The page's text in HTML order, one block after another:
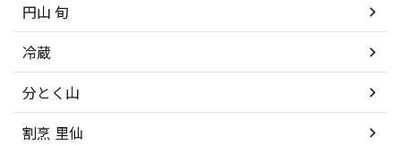
円山 旬
冷蔵
分とく山
割烹 里仙